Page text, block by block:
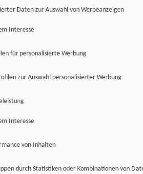
Daten zur Auswahl von Werbeanzeigen
Interesse
für personalisierte Werbung
zur Auswahl personalisierter Werbung
Interesse
von Inhalten
durch Statistiken oder Kombinationen von